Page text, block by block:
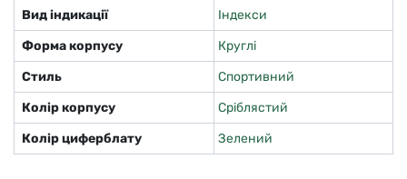
Вид індикації
Індекси
Форма корпусу
Круглі
Стиль
Спортивний
Колір корпусу
Сріблястий
Колір циферблату
Зелений